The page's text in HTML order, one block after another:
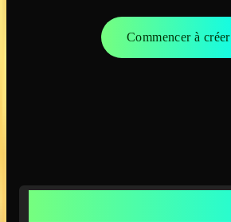
Commencer à créer